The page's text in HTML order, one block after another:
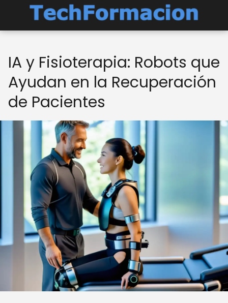
IA y Fisioterapia: Robots que
Ayudan en la Recuperación
de Pacientes